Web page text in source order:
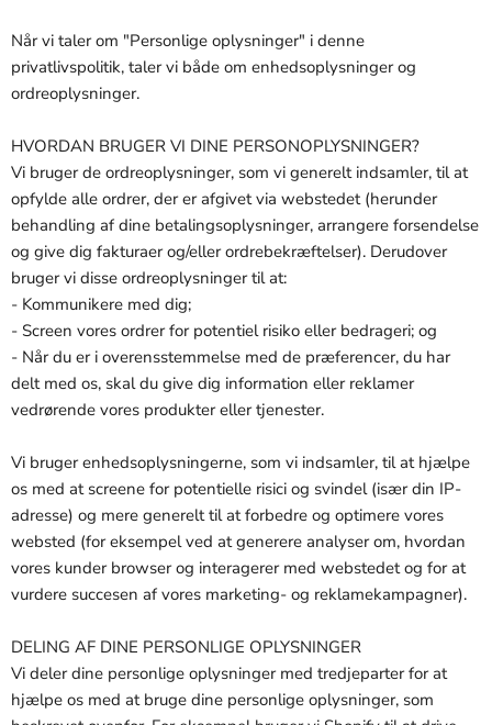
Når vi taler om "Personlige oplysninger" i denne
privatlivspolitik, taler vi både om enhedsoplysninger og
ordreoplysninger.
HVORDAN BRUGER VI DINE PERSONOPLYSNINGER?
Vi bruger de ordreoplysninger, som vi generelt indsamler, til at
opfylde alle ordrer, der er afgivet via webstedet (herunder
behandling af dine betalingsoplysninger, arrangere forsendelse
og give dig fakturaer og/eller ordrebekræftelser). Derudover
bruger vi disse ordreoplysninger til at:
- Kommunikere med dig;
- Screen vores ordrer for potentiel risiko eller bedrageri; og
- Når du er i overensstemmelse med de præferencer, du har
delt med os, skal du give dig information eller reklamer
vedrørende vores produkter eller tjenester.
Vi bruger enhedsoplysningerne, som vi indsamler, til at hjælpe
os med at screene for potentielle risici og svindel (især din IP-
adresse) og mere generelt til at forbedre og optimere vores
websted (for eksempel ved at generere analyser om, hvordan
vores kunder browser og interagerer med webstedet og for at
vurdere succesen af ​​vores marketing- og reklamekampagner).
DELING AF DINE PERSONLIGE OPLYSNINGER
Vi deler dine personlige oplysninger med tredjeparter for at
hjælpe os med at bruge dine personlige oplysninger, som